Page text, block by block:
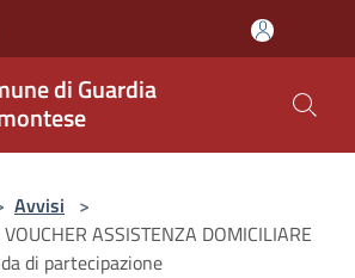
di Guardia
Avvisi >
ASSISTENZA DOMICILIARE
di partecipazione